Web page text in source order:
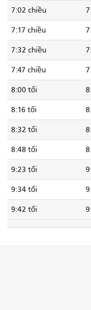
7:02 chiều
7:17 chiều
7:32 chiều
7:47 chiều
8:00 tối
8:16 tối
8:32 tối
8:48 tối
9:23 tối
9:34 tối
9:42 tối